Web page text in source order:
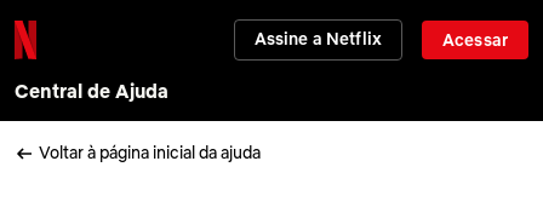
Assine a Netflix Acessar
Central de Ajuda
Voltar à página inicial da ajuda